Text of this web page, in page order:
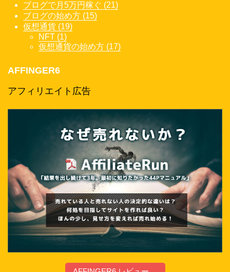
ブログで月5万円稼ぐ (21)
ブログの始め方 (15)
仮想通貨 (19)
NFT (1)
仮想通貨の始め方 (17)
AFFINGER6
アフィリエイト広告